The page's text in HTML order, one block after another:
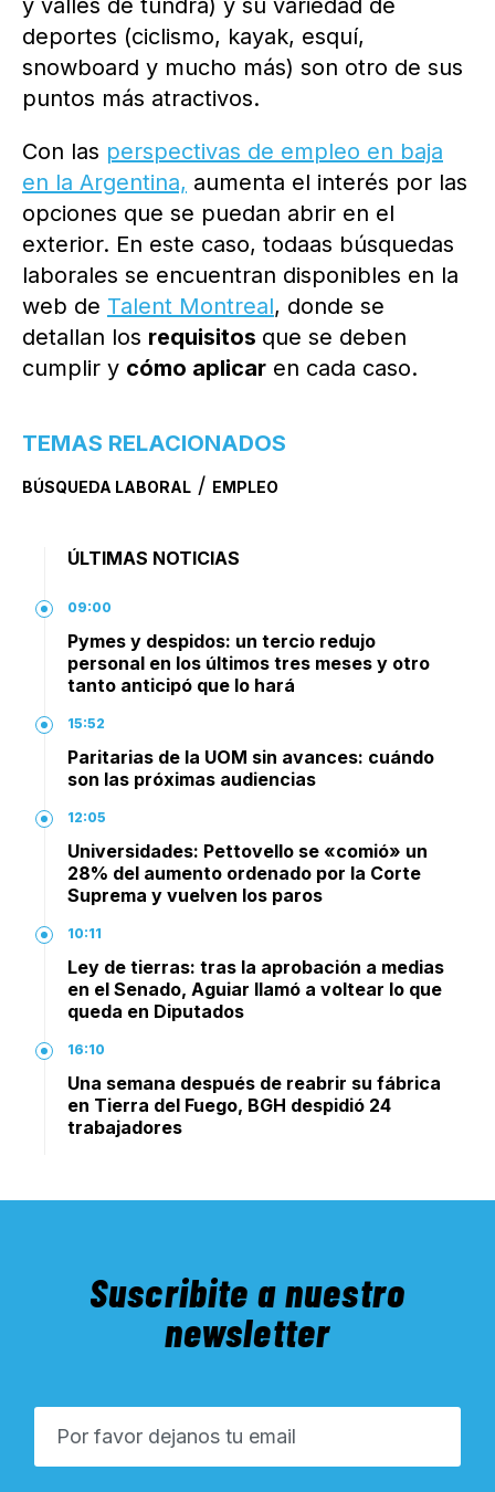
deportes (ciclismo, kayak, esquí,
snowboard y mucho más) son otro de sus
puntos más atractivos.
Con las perspectivas de empleo en baja
en la Argentina, aumenta el interés por las
opciones que se puedan abrir en el
exterior. En este caso, todaas búsquedas
laborales se encuentran disponibles en la
web de Talent Montreal, donde se
detallan los requisitos que se deben
cumplir y cómo aplicar en cada caso.
TEMAS RELACIONADOS
BÚSQUEDA LABORAL / EMPLEO
ÚLTIMAS NOTICIAS
09:00
Pymes y despidos: un tercio redujo
personal en los últimos tres meses y otro
tanto anticipó que lo hará
15:52
Paritarias de la UOM sin avances: cuándo
son las próximas audiencias
12:05
Universidades: Pettovello se «comió» un
28% del aumento ordenado por la Corte
Suprema y vuelven los paros
10:11
Ley de tierras: tras la aprobación a medias
en el Senado, Aguiar llamó a voltear lo que
queda en Diputados
16:10
Una semana después de reabrir su fábrica
en Tierra del Fuego, BGH despidió 24
trabajadores
Suscribite a nuestro
newsletter